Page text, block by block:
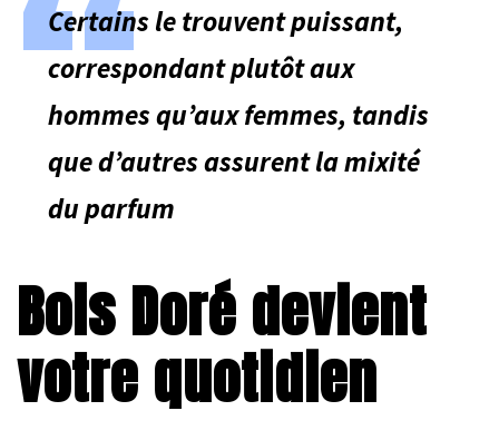
Certains le trouvent puissant,
correspondant plutôt aux
hommes qu’aux femmes, tandis
que d’autres assurent la mixité
du parfum
Bois Doré devient
votre quotidien